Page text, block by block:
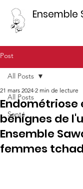
Ensemble
Post
All Posts
Santé
All Posts
bénignes de
Ensemble
femmes
21 mars 2024 2 min de lecture